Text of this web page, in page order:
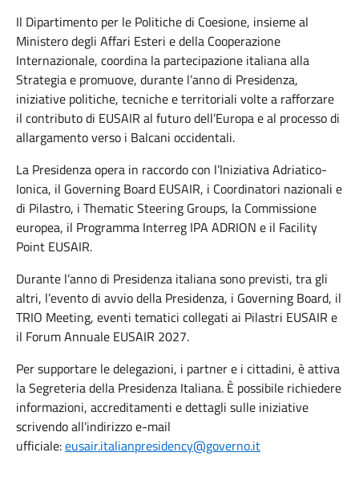
Il Dipartimento per le Politiche di Coesione, insieme al
Ministero degli Affari Esteri e della Cooperazione
Internazionale, coordina la partecipazione italiana alla
Strategia e promuove, durante l’anno di Presidenza,
iniziative politiche, tecniche e territoriali volte a rafforzare
il contributo di EUSAIR al futuro dell’Europa e al processo di
allargamento verso i Balcani occidentali.
La Presidenza opera in raccordo con l’Iniziativa Adriatico-
Ionica, il Governing Board EUSAIR, i Coordinatori nazionali e
di Pilastro, i ThematicSteering Groups, la Commissione
europea, il Programma Interreg IPA ADRION e il Facility
Point EUSAIR.
Durante l’anno di Presidenza italiana sono previsti, tra gli
altri, l’evento di avvio della Presidenza, i Governing Board, il
TRIO Meeting, eventi tematici collegati ai Pilastri EUSAIR e
il Forum Annuale EUSAIR 2027.
Per supportare le delegazioni, i partner e i cittadini, è attiva
la Segreteria della Presidenza Italiana. È possibile richiedere
informazioni, accreditamenti e dettagli sulle iniziative
scrivendo all'indirizzo e-mail
ufficiale:eusair.italianpresidency@governo.it